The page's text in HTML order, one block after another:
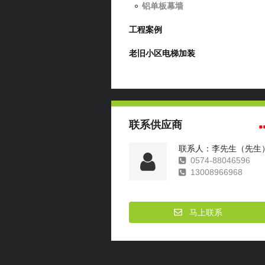
铝单板幕墙
工程案例
老旧小区电梯加装
联系供应商
联系人：李先生（先生
0574-88046596
13008966968
马上联系